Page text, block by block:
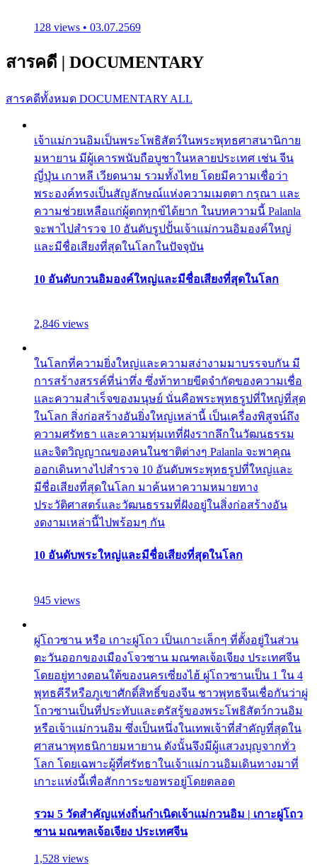
128 views • 03.07.2569
สารคดี | DOCUMENTARY
สารคดีทั้งหมด DOCUMENTARY ALL
เจ้าแม่กวนอิมเป็นพระโพธิสัตว์ในพระพุทธศาสนานิกาย
มหายาน มีผู้เคารพนับถือบูชาในหลายประเทศ เช่น จีน
ญี่ปุ่น เกาหลี เวียดนาม รวมทั้งไทย โดยมีความเชื่อว่า
พระองค์ทรงเป็นสัญลักษณ์แห่งความเมตตา กรุณา และ
ความช่วยเหลือแก่ผู้ตกทุกข์ได้ยาก ในบทความนี้ Palanla
จะพาไปสำรวจ 10 อันดับรูปปั้นเจ้าแม่กวนอิมองค์ใหญ่
และมีชื่อเสียงที่สุดในโลกในปัจจุบัน
10 อันดับกวนอิมองค์ใหญ่และมีชื่อเสียงที่สุดในโลก
2,846 views
ในโลกที่ความยิ่งใหญ่และความสง่างามมาบรรจบกัน มี
การสร้างสรรค์ที่น่าทึ่ง ซึ่งท้าทายขีดจำกัดของความเชื่อ
และความสำเร็จของมนุษย์ นั่นคือพระพุทธรูปที่ใหญ่ที่สุด
ในโลก สิ่งก่อสร้างอันยิ่งใหญ่เหล่านี้ เป็นเครื่องพิสูจน์ถึง
ความศรัทธา และความทุ่มเทที่ฝังรากลึกในวัฒนธรรม
และจิตวิญญาณของคนในชาติต่างๆ Palanla จะพาคุณ
ออกเดินทางไปสำรวจ 10 อันดับพระพุทธรูปที่ใหญ่และ
มีชื่อเสียงที่สุดในโลก มาค้นหาความหมายทาง
ประวัติศาสตร์และวัฒนธรรมที่ฝังอยู่ในสิ่งก่อสร้างอัน
งดงามเหล่านี้ไปพร้อมๆ กัน
10 อันดับพระใหญ่และมีชื่อเสียงที่สุดในโลก
945 views
ผู่โถวซาน หรือ เกาะผู่โถว เป็นเกาะเล็กๆ ที่ตั้งอยู่ในส่วน
ตะวันออกของเมืองโจวซาน มณฑลเจ้อเจียง ประเทศจีน
โดยอยู่ทางตอนใต้ของนครเซี่ยงไฮ้ ผู่โถวซานเป็น 1 ใน 4
พุทธคีรีหรือภูเขาศักดิ์สิทธิ์ของจีน ชาวพุทธจีนเชื่อกันว่าผู่
โถวซานเป็นที่ประทับและตรัสรู้ของพระโพธิสัตว์กวนอิม
หรือเจ้าแม่กวนอิม ซึ่งเป็นหนึ่งในเทพเจ้าที่สำคัญที่สุดใน
ศาสนาพุทธนิกายมหายาน ดังนั้นจึงมีผู้แสวงบุญจากทั่ว
โลก โดยเฉพาะผู้ที่ศรัทธาในเจ้าแม่กวนอิมเดินทางมาที่
เกาะแห่งนี้เพื่อสักการะขอพรอยู่โดยตลอด
รวม 5 วัดสำคัญแห่งถิ่นกำเนิดเจ้าแม่กวนอิม | เกาะผู่โถว
ซาน มณฑลเจ้อเจียง ประเทศจีน
1,528 views